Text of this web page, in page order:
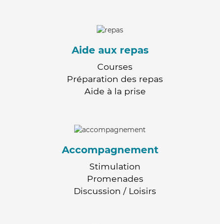
Aide aux repas
Courses
Préparation des repas
Aide à la prise
Accompagnement
Stimulation
Promenades
Discussion / Loisirs